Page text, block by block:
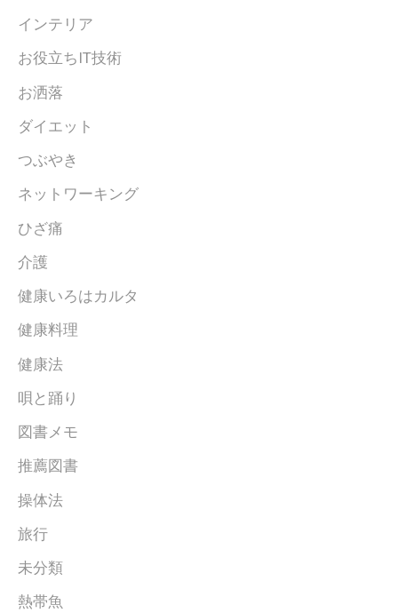
インテリア
お役立ちIT技術
お洒落
ダイエット
つぶやき
ネットワーキング
ひざ痛
介護
健康いろはカルタ
健康料理
健康法
唄と踊り
図書メモ
推薦図書
操体法
旅行
未分類
熱帯魚